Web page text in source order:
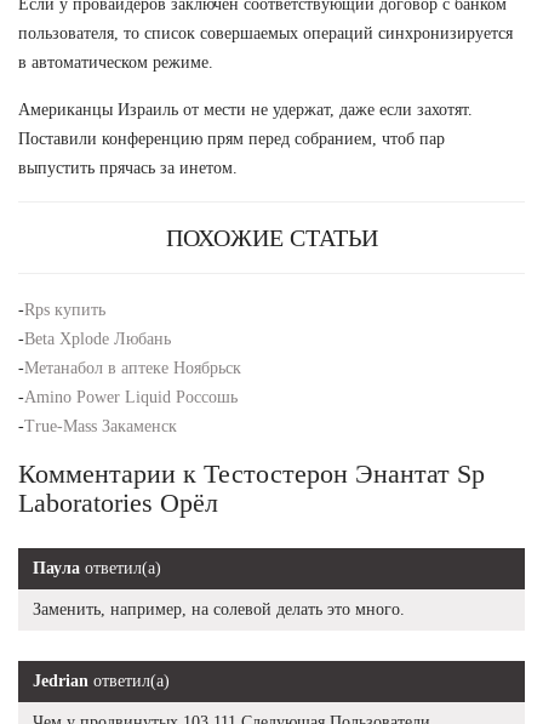
Если у провайдеров заключен соответствующий договор с банком
пользователя, то список совершаемых операций синхронизируется
в автоматическом режиме.
Американцы Израиль от мести не удержат, даже если захотят.
Поставили конференцию прям перед собранием, чтоб пар
выпустить прячась за инетом.
ПОХОЖИЕ СТАТЬИ
-Rps купить
-Beta Xplode Любань
-Метанабол в аптеке Ноябрьск
-Amino Power Liquid Россошь
-True-Mass Закаменск
Комментарии к Тестостерон Энантат Sp
Laboratories Орёл
Паула ответил(а)
Заменить, например, на солевой делать это много.
Jedrian ответил(а)